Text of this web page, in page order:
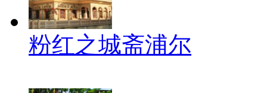
粉红之城斋浦尔